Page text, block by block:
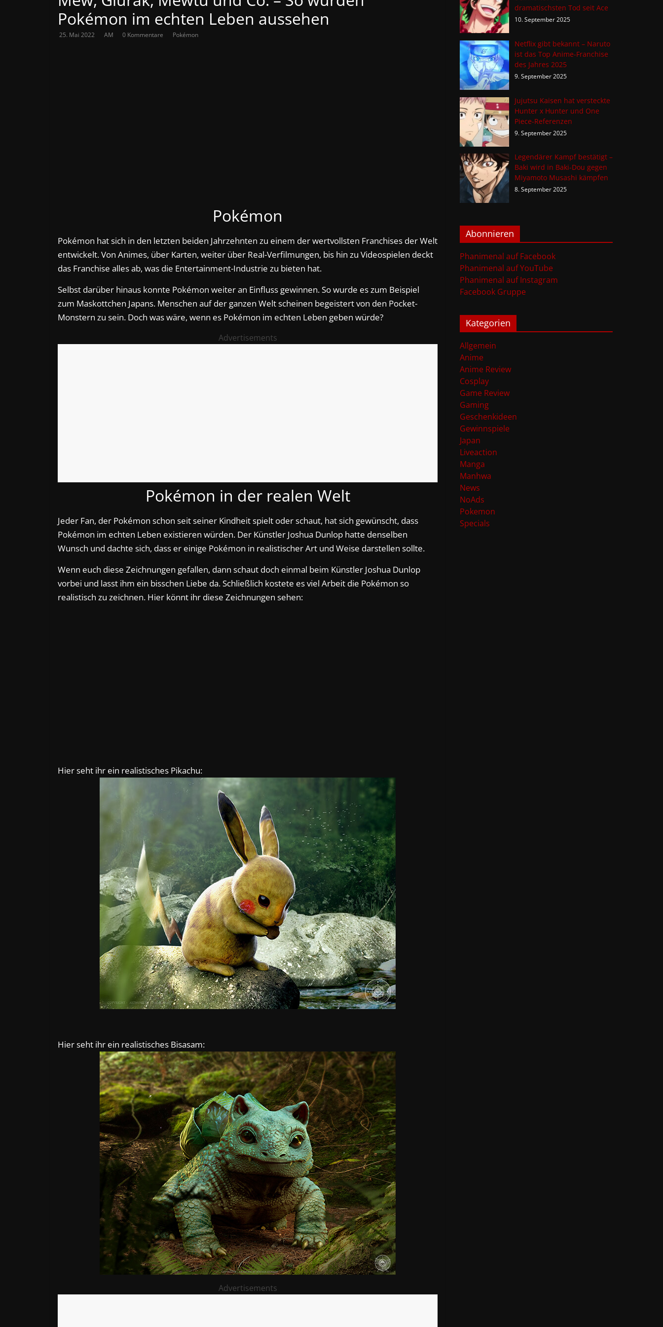
Pokémon im echten Leben aussehen
25. Mai 2022 AM 0 Kommentare Pokémon
Pokémon
Pokémon hat sich in den letzten beiden Jahrzehnten zu einem der wertvollsten Franchises der Welt
entwickelt. Von Animes, über Karten, weiter über Real-Verfilmungen, bis hin zu Videospielen deckt
das Franchise alles ab, was die Entertainment-Industrie zu bieten hat.
Selbst darüber hinaus konnte Pokémon weiter an Einfluss gewinnen. So wurde es zum Beispiel
zum Maskottchen Japans. Menschen auf der ganzen Welt scheinen begeistert von den Pocket-
Monstern zu sein. Doch was wäre, wenn es Pokémon im echten Leben geben würde?
Advertisements
Pokémon in der realen Welt
Jeder Fan, der Pokémon schon seit seiner Kindheit spielt oder schaut, hat sich gewünscht, dass
Pokémon im echten Leben existieren würden. Der Künstler Joshua Dunlop hatte denselben
Wunsch und dachte sich, dass er einige Pokémon in realistischer Art und Weise darstellen sollte.
Wenn euch diese Zeichnungen gefallen, dann schaut doch einmal beim Künstler Joshua Dunlop
vorbei und lasst ihm ein bisschen Liebe da. Schließlich kostete es viel Arbeit die Pokémon so
realistisch zu zeichnen. Hier könnt ihr diese Zeichnungen sehen:
Hier seht ihr ein realistisches Pikachu:
Hier seht ihr ein realistisches Bisasam:
Advertisements
dramatischsten Tod seit Ace
10. September 2025
Netflix gibt bekannt – Naruto
ist das Top Anime-Franchise
des Jahres 2025
9. September 2025
Jujutsu Kaisen hat versteckte
Hunter x Hunter und One
Piece-Referenzen
9. September 2025
Legendärer Kampf bestätigt –
Baki wird in Baki-Dou gegen
Miyamoto Musashi kämpfen
8. September 2025
Abonnieren
Phanimenal auf Facebook
Phanimenal auf YouTube
Phanimenal auf Instagram
Facebook Gruppe
Kategorien
Allgemein
Anime
Anime Review
Cosplay
Game Review
Gaming
Geschenkideen
Gewinnspiele
Japan
Liveaction
Manga
Manhwa
News
NoAds
Pokemon
Specials